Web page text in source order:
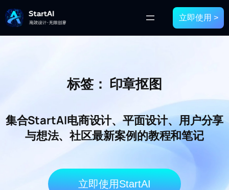
立即使用 >
标签： 印章抠图
集合StartAI电商设计、平面设计、用户分享
与想法、社区最新案例的教程和笔记
立即使用StartAI